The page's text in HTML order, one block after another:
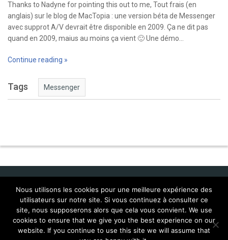
Thanks to Nadyne for pointing this out to me, Tout frais (en
anglais) sur le blog de MacTopia : une version béta de Messenger
avec supprot A/V devrait être disponible en 2009. Ça ne dit pas
quand en 2009, maius au moins ça vient 🙂 Une démo…
Continue reading »
Tags Messenger
Idol Corporate
FAQ Mac:WMP 9 (français)
Localisations
Mac:WMP9 for Mac FAQ
Scripts
Nous utilisons les cookies pour une meilleure expérience des
utilisateurs sur notre site. Si vous continuez à consulter ce
site, nous supposerons alors que cela vous convient. We use
cookies to ensure that we give you the best experience on our
website. If you continue to use this site we will assume that